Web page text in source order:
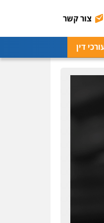
צור קשר
דין
עורכי
עורכי